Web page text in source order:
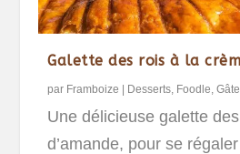
Galette des rois à la
par Framboize | Desserts Foodle ,
Une délicieuse galette
d’amande, pour se